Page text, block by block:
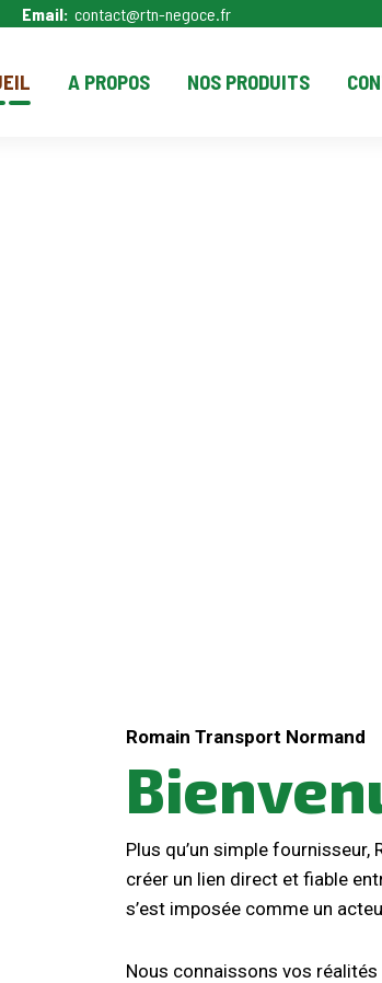
Email: contact@rtn-negoce.fr
A PROPOS NOS PRODUITS
Romain Transport Normand
Plus qu’un simple
créer un lien direct et fiable
s’est imposée comme un
Nous connaissons vos réalités